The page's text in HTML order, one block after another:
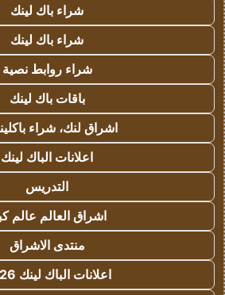
شراء باك لينك
شراء باك لينك
شراء روابط نصية
باقات باك لينك
اشراق لنك، شراء
اعلانات الباك لينك
التدريس
اشراق العالم عالم
منتدى الاشراق
اعلانات الباك لينك 2026